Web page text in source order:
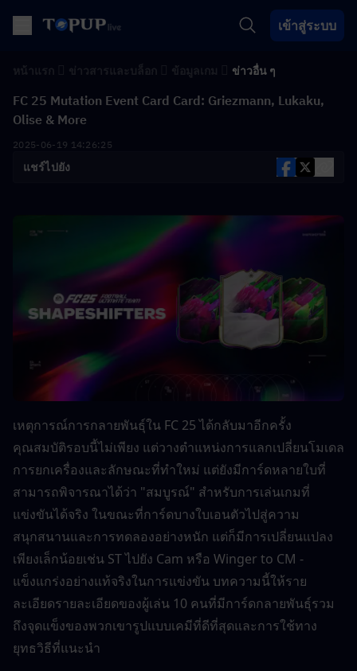
เข้าสู่ระบบ
ข่าวอื่น ๆ
FC 25 Mutation Event Card Card: Griezmann, Lukaku,
Olise & More
2025-06-19 14:26:25
แชร์ไปยัง
เหตุการณ์การกลายพันธุ์ใน FC 25 ได้กลับมาอีกครั้ง
คุณสมบัติรอบนี้ไม่เพียง แต่วางตำแหน่งการแลกเปลี่ยนโมเดล
การยกเครื่องและลักษณะที่ทำใหม่ แต่ยังมีการ์ดหลายใบที่
สามารถพิจารณาได้ว่า "สมบูรณ์" สำหรับการเล่นเกมที่
แข่งขันได้จริง ในขณะที่การ์ดบางใบเอนตัวไปสู่ความ
สนุกสนานและการทดลองอย่างหนัก แต่ก็มีการเปลี่ยนแปลง
เพียงเล็กน้อยเช่น ST ไปยัง Cam หรือ Winger to CM -
แข็งแกร่งอย่างแท้จริงในการแข่งขัน บทความนี้ให้ราย
ละเอียดรายละเอียดของผู้เล่น 10 คนที่มีการ์ดกลายพันธุ์รวม
ถึงจุดแข็งของพวกเขารูปแบบเคมีที่ดีที่สุดและการใช้ทาง
ยุทธวิธีที่แนะนำ